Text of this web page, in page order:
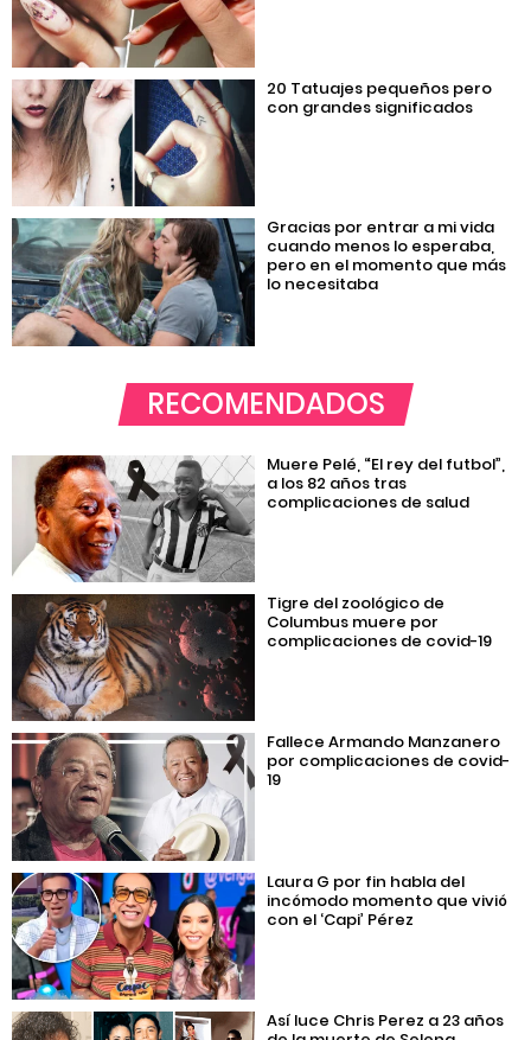
20 Tatuajes pequeños pero
con grandes significados
Gracias por entrar a mi vida
cuando menos lo esperaba,
pero en el momento que más
lo necesitaba
RECOMENDADOS
Muere Pelé, “El rey del futbol”,
a los 82 años tras
complicaciones de salud
Tigre del zoológico de
Columbus muere por
complicaciones de covid-19
Fallece Armando Manzanero
por complicaciones de covid-
19
Laura G por fin habla del
incómodo momento que vivió
con el ‘Capi’ Pérez
Así luce Chris Perez a 23 años